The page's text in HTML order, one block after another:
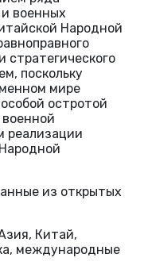
военных
Народной
стратегического
поскольку
мире
остротой
реализации
из открытых
Китай,
международные